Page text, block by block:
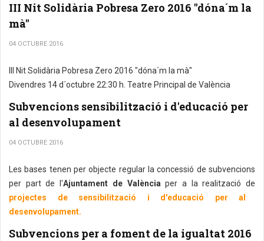
III Nit Solidària Pobresa Zero 2016 "dóna´m la
mà"
04 OCTUBRE 2016
III Nit Solidària Pobresa Zero 2016 "dóna´m la mà"
Divendres 14 d´octubre 22:30 h. Teatre Principal de València
Subvencions sensibilització i d'educació per
al desenvolupament
04 OCTUBRE 2016
Les bases tenen per objecte regular la concessió de subvencions
per part de l'Ajuntament de València per a la realització de
projectes de sensibilització i d'educació per al
desenvolupament.
Subvencions per a foment de la igualtat 2016